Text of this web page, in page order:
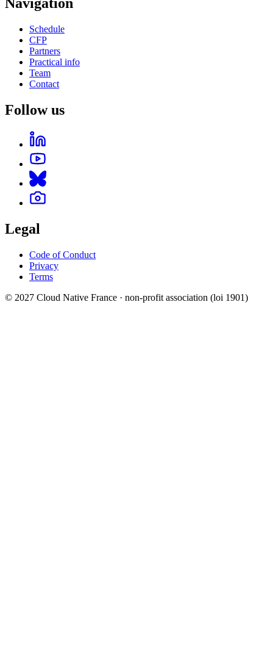
Schedule
CFP
Partners
Practical info
Team
Contact
Follow us
Legal
Code of Conduct
Privacy
Terms
© 2027 Cloud Native France · non-profit association (loi 1901)